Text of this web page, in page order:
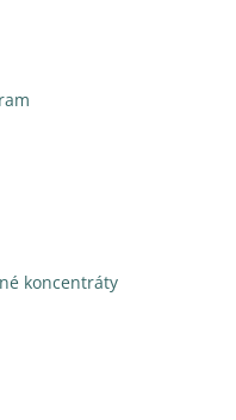
koncentráty